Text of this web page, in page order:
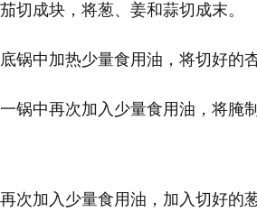
切成块，将葱、姜和蒜切成末。
锅中加热少量食用油，将切好的
锅中再次加入少量食用油，将腌
次加入少量食用油，加入切好的